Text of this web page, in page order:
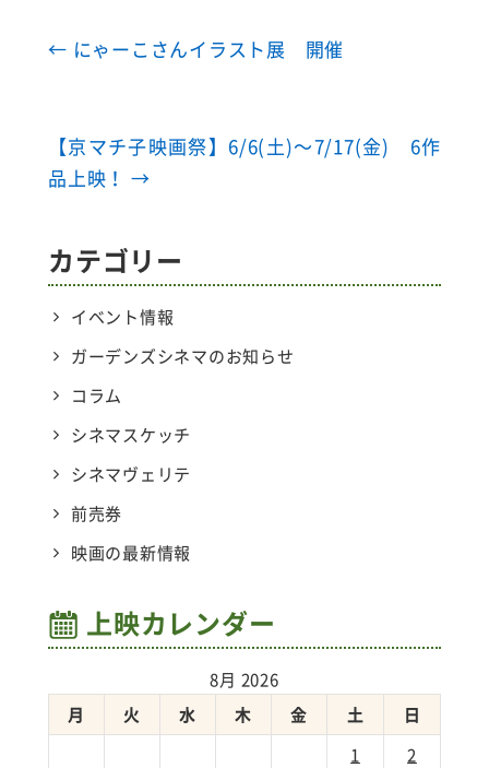
← にゃーこさんイラスト展 開催
【京マチ子映画祭】6/6(土)～7/17(金) 6作
品上映！ →
カテゴリー
イベント情報
ガーデンズシネマのお知らせ
コラム
シネマスケッチ
シネマヴェリテ
前売券
映画の最新情報
上映カレンダー
8月 2026
月
火 水 木 金 土
日
1
2